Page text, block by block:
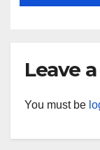
Leave
You must be